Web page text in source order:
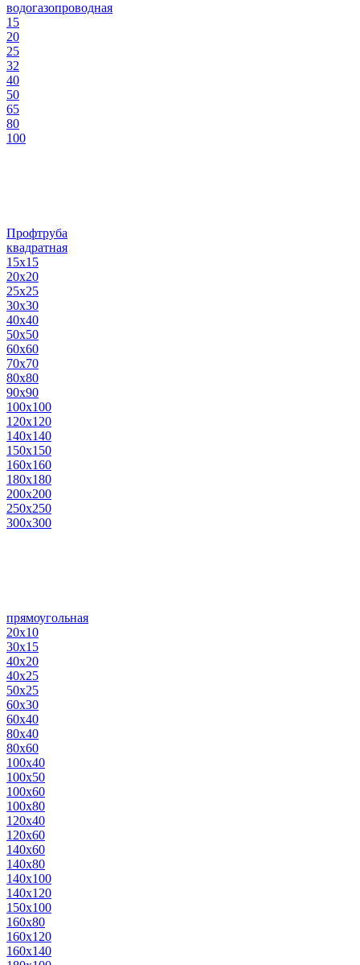
водогазопроводная
15
20
25
32
40
50
65
80
100
Профтруба
квадратная
15х15
20х20
25х25
30х30
40х40
50х50
60х60
70х70
80х80
90х90
100х100
120х120
140х140
150х150
160х160
180х180
200х200
250х250
300х300
прямоугольная
20х10
30х15
40х20
40х25
50х25
60х30
60х40
80х40
80х60
100х40
100х50
100х60
100х80
120х40
120х60
140х60
140х80
140х100
140х120
150х100
160х80
160х120
160х140